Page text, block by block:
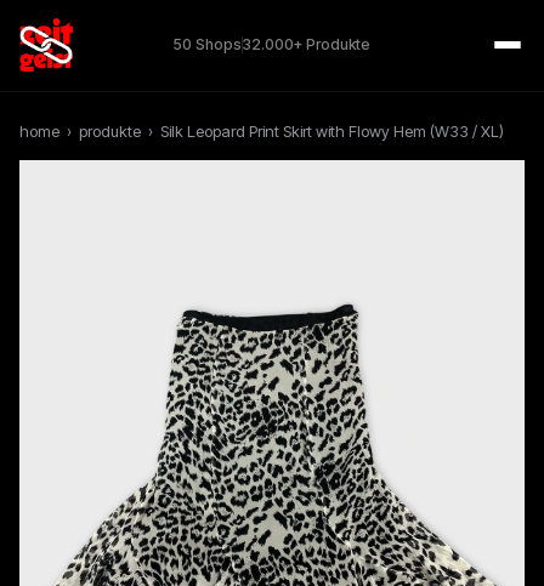
50 Shops32.000+ Produkte
home › produkte › Silk Leopard Print Skirt with Flowy Hem (W33 / XL)